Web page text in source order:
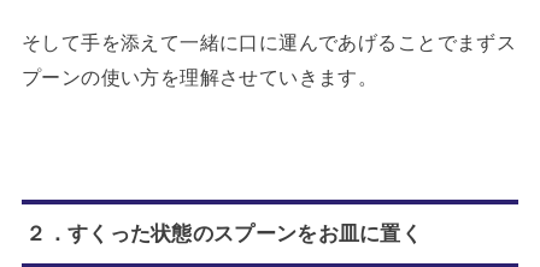
そして手を添えて一緒に口に運んであげることでまずス
プーンの使い方を理解させていきます。
２．すくった状態のスプーンをお皿に置く